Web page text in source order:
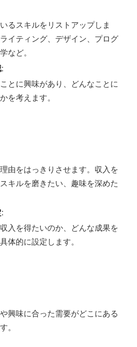
るスキルをリストアップしま
イティング、デザイン、プログ
など。
:
とに興味があり、どんなことに
を考えます。
由をはっきりさせます。収入を
キルを磨きたい、趣味を深めた
:
入を得たいのか、どんな成果を
体的に設定します。
興味に合った需要がどこにある
。